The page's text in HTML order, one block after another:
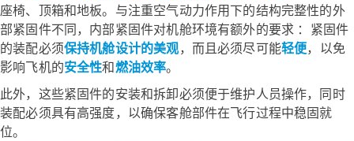
座椅、顶箱和地板。与注重空气动力作用下的结构完整性的外
部紧固件不同，内部紧固件对机舱环境有额外的要求 ：紧固件
的装配必须保持机舱设计的美观，而且必须尽可能轻便，以免
影响飞机的安全性和燃油效率。
此外，这些紧固件的安装和拆卸必须便于维护人员操作，同时
装配必须具有高强度，以确保客舱部件在飞行过程中稳固就
位。